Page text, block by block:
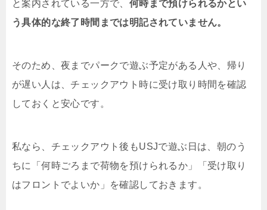
と案内されている一方で、 何時まで預けられるかとい
う具体的な終了時間までは明記されていません。
そのため、夜までパークで遊ぶ予定がある人や、帰り
が遅い人は、チェックアウト時に受け取り時間を確認
しておくと安心です。
私なら、チェックアウト後もUSJで遊ぶ日は、朝のう
ちに「何時ごろまで荷物を預けられるか」「受け取り
はフロントでよいか」を確認しておきます。